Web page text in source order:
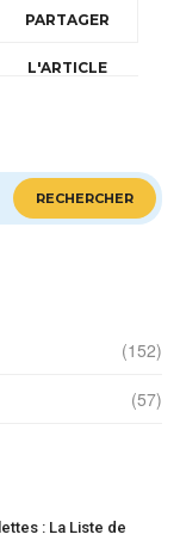
PARTAGER
L'ARTICLE
RECHERCHER
(152)
(57)
: La Liste de